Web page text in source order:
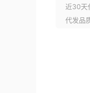
近30天
代发品